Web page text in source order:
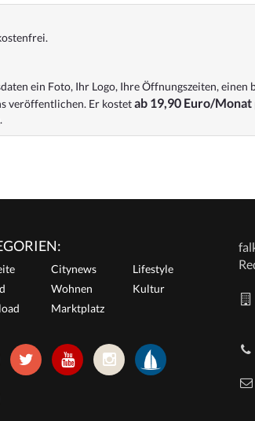
ein Foto, Ihr Logo, Ihre Öffnungszeiten, einen
veröffentlichen. Er kostetab 19,90 Euro/Monat
.
Citynews
Lifestyle
Wohnen
Kultur
Marktplatz